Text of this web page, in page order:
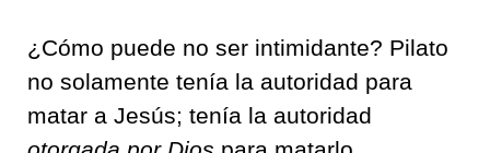
¿Cómo puede no ser intimidante? Pilato
no solamente tenía la autoridad para
matar a Jesús; tenía la autoridad